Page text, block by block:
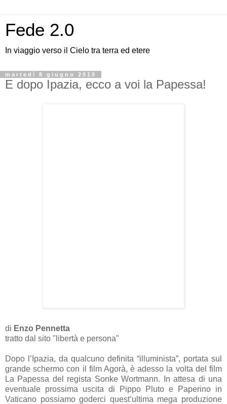
Fede 2.0
In viaggio verso il Cielo tra terra ed etere
martedì 8 giugno 2010
E dopo Ipazia, ecco a voi la Papessa!
di Enzo Pennetta
tratto dal sito "libertà e persona"
Dopo l’Ipazia, da qualcuno definita “illuminista”, portata sul
grande schermo con il film Agorà, è adesso la volta del film
La Papessa del regista Sonke Wortmann. In attesa di una
eventuale prossima uscita di Pippo Pluto e Paperino in
Vaticano possiamo goderci quest’ultima mega produzione